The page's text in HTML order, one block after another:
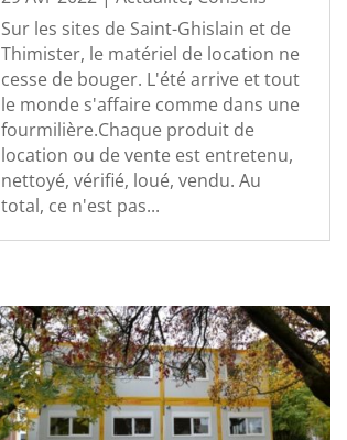
Sur les sites de Saint-Ghislain et de
Thimister, le matériel de location ne
cesse de bouger. L'été arrive et tout
le monde s'affaire comme dans une
fourmilière.Chaque produit de
location ou de vente est entretenu,
nettoyé, vérifié, loué, vendu. Au
total, ce n'est pas...